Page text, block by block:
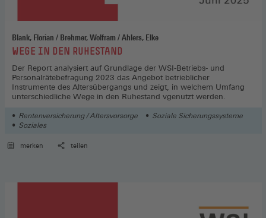
Blank, Florian / Brehmer, Wolfram / Ahlers, Elke
:WEGE IN DEN RUHESTAND
Der Report analysiert auf Grundlage der WSI-Betriebs- und
Personalrätebefragung 2023 das Angebot betrieblicher
Instrumente des Altersübergangs und zeigt, in welchem Umfang
unterschiedliche Wege in den Ruhestand vgenutzt werden.
Rentenversicherung / Altersvorsorge
Soziale Sicherungssysteme
Soziales
merken teilen